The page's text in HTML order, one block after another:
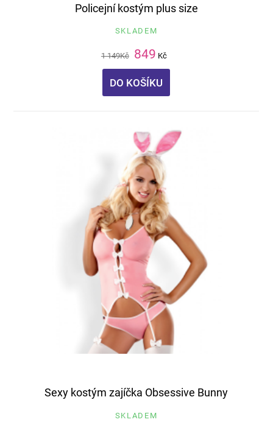
Policejní kostým plus size
SKLADEM
1 149Kč 849 Kč
DO KOŠÍKU
Sexy kostým zajíčka Obsessive Bunny
SKLADEM